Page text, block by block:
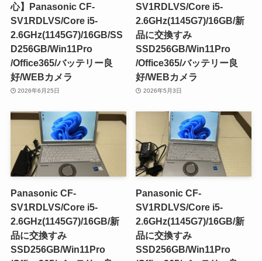
心】Panasonic CF-
SV1RDLVS/Core i5-
2.6GHz(1145G7)/16GB/SS
D256GB/Win11Pro
/Office365/バッテリー良
好/WEBカメラ
2026年6月25日
SV1RDLVS/Core i5-
2.6GHz(1145G7)/16GB/新
品に交換すみ
SSD256GB/Win11Pro
/Office365/バッテリー良
好/WEBカメラ
2026年5月3日
Panasonic CF-
SV1RDLVS/Core i5-
2.6GHz(1145G7)/16GB/新
品に交換すみ
SSD256GB/Win11Pro
Panasonic CF-
SV1RDLVS/Core i5-
2.6GHz(1145G7)/16GB/新
品に交換すみ
SSD256GB/Win11Pro